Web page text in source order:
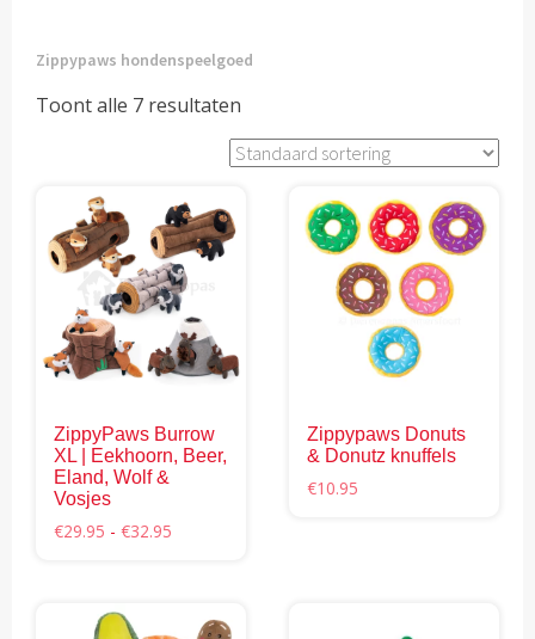
Zippypaws hondenspeelgoed
Toont alle 7 resultaten
ZippyPaws Burrow
XL | Eekhoorn, Beer,
Eland, Wolf &
Vosjes
€29.95 - €32.95
Zippypaws Donuts
& Donutz knuffels
€10.95